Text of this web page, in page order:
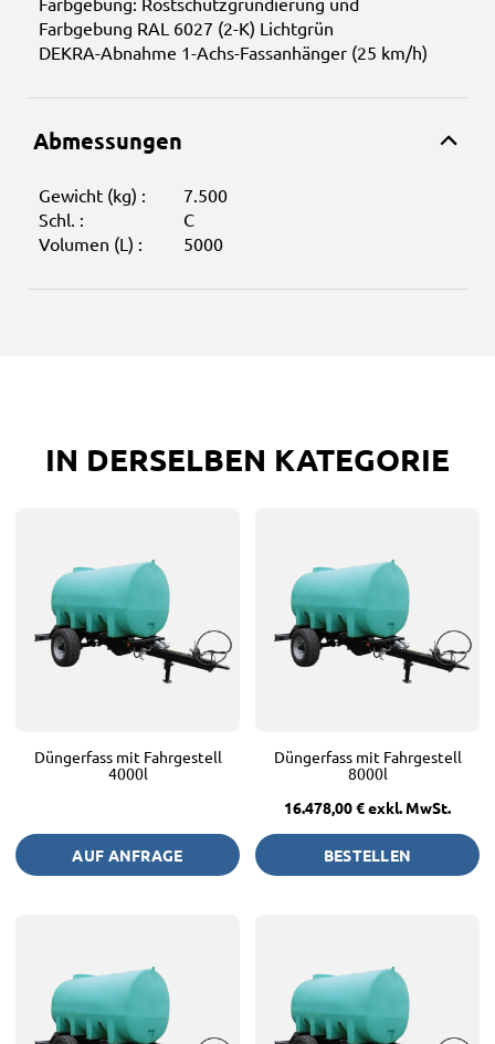
Farbgebung RAL 6027 (2-K) Lichtgrün
DEKRA-Abnahme 1-Achs-Fassanhänger (25 km/h)
Abmessungen
Gewicht (kg) :
7.500
Schl. :
C
Volumen (L) :
5000
IN DERSELBEN KATEGORIE
Düngerfass mit Fahrgestell
4000l
AUF ANFRAGE
Düngerfass mit Fahrgestell
8000l
16.478,00 €exkl. MwSt.
BESTELLEN